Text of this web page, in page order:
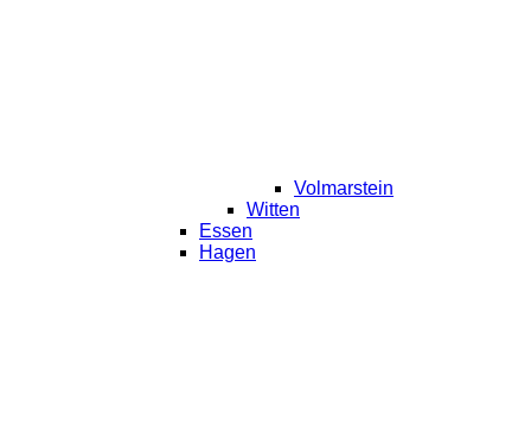
Volmarstein
Witten
Essen
Hagen